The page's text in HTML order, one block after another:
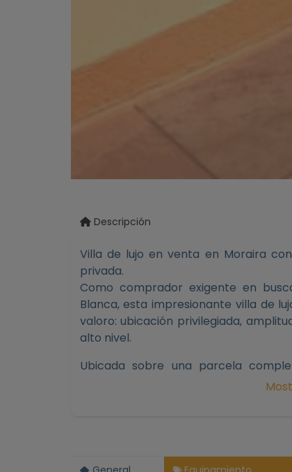
Descripción
Villa de lujo en venta en Moraira
privada.
Como comprador exigente en
Blanca, esta impresionante villa de
valoro: ubicación privilegiada,
alto nivel.
Ubicada sobre una parcela
propiedad ofrece una experiencia